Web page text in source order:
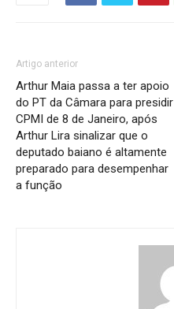
Artigo anterior
Arthur Maia passa a ter apoio
do PT da Câmara para presidir
CPMI de 8 de Janeiro, após
Arthur Lira sinalizar que o
deputado baiano é altamente
preparado para desempenhar
a função